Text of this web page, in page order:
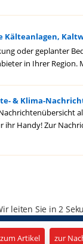
Kälteanlagen,
oder geplanter
in Ihrer Region.
& Klima-
ihr Handy!Zur
leiten Sie in 2
zum Artikel zur